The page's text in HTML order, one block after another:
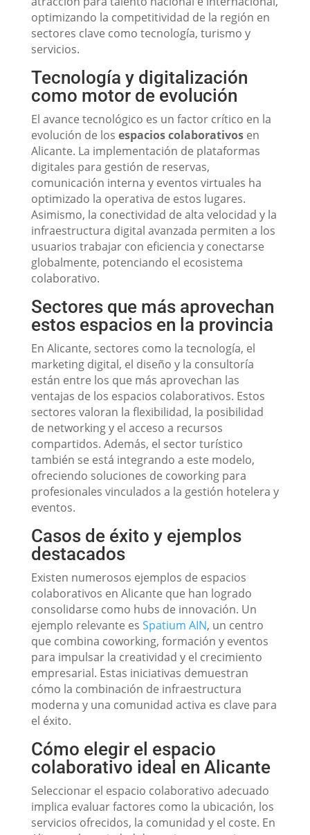
optimizando la competitividad de la región en
sectores clave como tecnología, turismo y
servicios.
Tecnología y digitalización
como motor de evolución
El avance tecnológico es un factor crítico en la
evolución de los espacios colaborativosen
Alicante. La implementación de plataformas
digitales para gestión de reservas,
comunicación interna y eventos virtuales ha
optimizado la operativa de estos lugares.
Asimismo, la conectividad de alta velocidad y la
infraestructura digital avanzada permiten a los
usuarios trabajar con eficiencia y conectarse
globalmente, potenciando el ecosistema
colaborativo.
Sectores que más aprovechan
estos espacios en la provincia
En Alicante, sectores como la tecnología, el
marketing digital, el diseño y la consultoría
están entre los que más aprovechan las
ventajas de los espacios colaborativos. Estos
sectores valoran la flexibilidad, la posibilidad
de networking y el acceso a recursos
compartidos. Además, el sector turístico
también se está integrando a este modelo,
ofreciendo soluciones de coworking para
profesionales vinculados a la gestión hotelera y
eventos.
Casos de éxito y ejemplos
destacados
Existen numerosos ejemplos de espacios
colaborativos en Alicante que han logrado
consolidarse como hubs de innovación. Un
ejemplo relevante es Spatium AIN, un centro
que combina coworking, formación y eventos
para impulsar la creatividad y el crecimiento
empresarial. Estas iniciativas demuestran
cómo la combinación de infraestructura
moderna y una comunidad activa es clave para
el éxito.
Cómo elegir el espacio
colaborativo ideal en Alicante
Seleccionar el espacio colaborativo adecuado
implica evaluar factores como la ubicación, los
servicios ofrecidos, la comunidad y el coste. En